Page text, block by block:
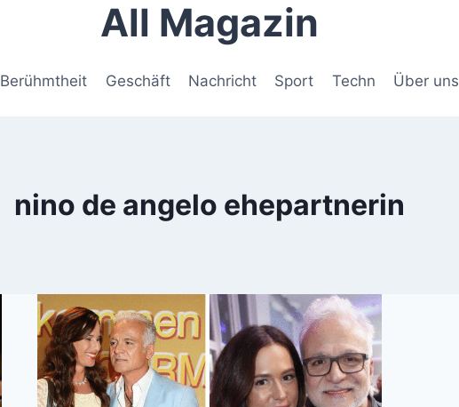
All Magazin
Berühmtheit Geschäft Nachricht Sport Techn Über uns
nino de angelo ehepartnerin